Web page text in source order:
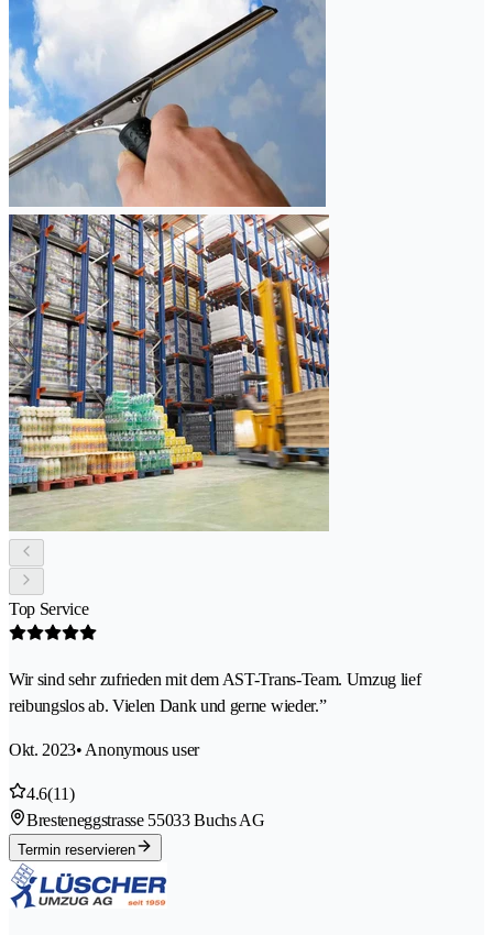
Top Service
Wir sind sehr zufrieden mit dem AST-Trans-Team. Umzug lief
reibungslos ab. Vielen Dank und gerne wieder.”
Okt. 2023• Anonymous user
4.6(11)
Bresteneggstrasse 55033 Buchs AG
Termin reservieren